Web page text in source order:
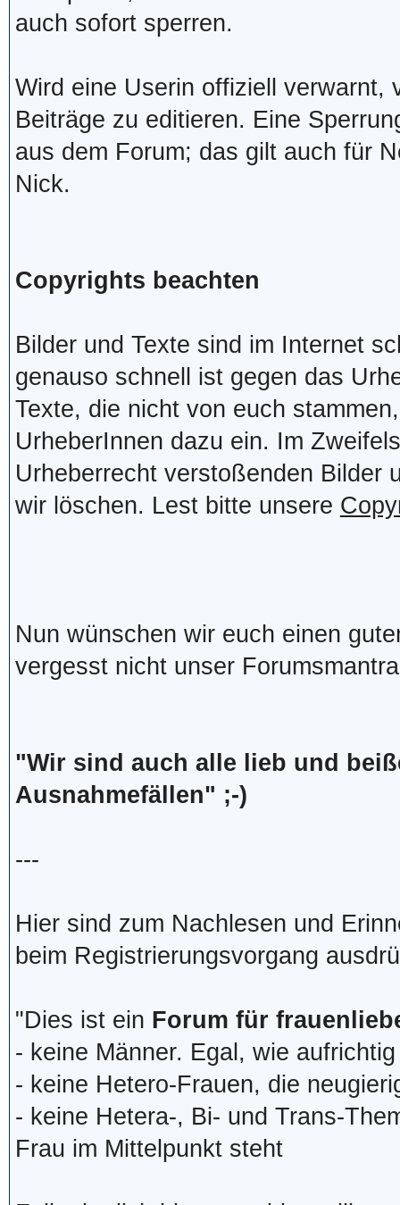
auch sofort sperren.
Wird eine Userin offiziell verwarnt,
Beiträge zu editieren. Eine
aus dem Forum; das gilt auch für
Nick.
Copyrights beachten
Bilder und Texte sind im Internet
genauso schnell ist gegen das
Texte, die nicht von euch
UrheberInnen dazu ein. Im
Urheberrecht verstoßenden Bilder
wir löschen. Lest bitte unsere
Nun wünschen wir euch einen
vergesst nicht unser
"Wir sind auch alle lieb und
Ausnahmefällen" ;-)
---
Hier sind zum Nachlesen und
beim Registrierungsvorgang
"Dies ist ein Forum für
- keine Männer. Egal, wie
- keine Hetero-Frauen, die
- keine Hetera-, Bi- und Trans-
Frau im Mittelpunkt steht